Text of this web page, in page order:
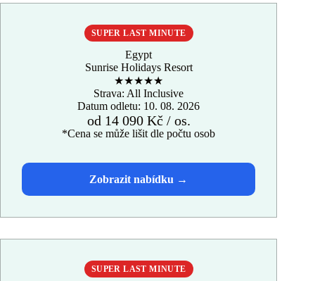
SUPER LAST MINUTE
Egypt
Sunrise Holidays Resort
★★★★★
Strava: All Inclusive
Datum odletu: 10. 08. 2026
od 14 090 Kč / os.
*Cena se může lišit dle počtu osob
SUPER LAST MINUTE